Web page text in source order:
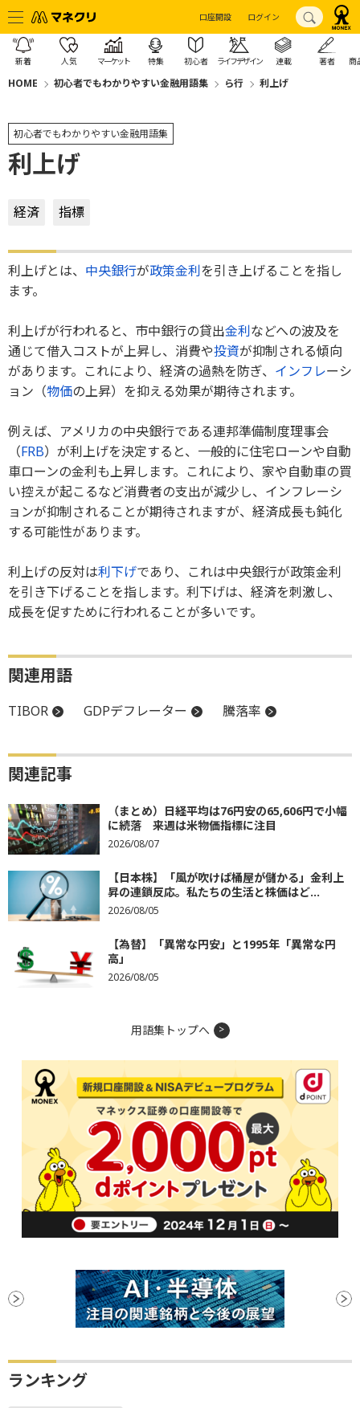
口座開設 ログイン
新着 人気 マーケット 特集 初心者 ライフデザイン 連載 著者 商
HOME 初心者でもわかりやすい金融用語集 ら行 利上げ
初心者でもわかりやすい金融用語集
利上げ
経済 指標
利上げとは、 中央銀行が政策金利を引き上げることを指し
ます。
利上げが行われると、市中銀行の貸出金利などへの波及を
通じて借入コストが上昇し、消費や投資が抑制される傾向
があります。これにより、経済の過熱を防ぎ、 インフレーシ
ョン（物価の上昇）を抑える効果が期待されます。
例えば、アメリカの中央銀行である連邦準備制度理事会
（FRB）が利上げを決定すると、一般的に住宅ローンや自動
車ローンの金利も上昇します。これにより、家や自動車の買
い控えが起こるなど消費者の支出が減少し、インフレーシ
ョンが抑制されることが期待されますが、経済成長も鈍化
する可能性があります。
利上げの反対は利下げであり、これは中央銀行が政策金利
を引き下げることを指します。利下げは、経済を刺激し、
成長を促すために行われることが多いです。
関連用語
TIBOR GDPデフレーター 騰落率
関連記事
（まとめ）日経平均は76円安の65,606円で小幅
に続落 来週は米物価指標に注目
2026/08/07
【日本株】「風が吹けば桶屋が儲かる」金利上
昇の連鎖反応。私たちの生活と株価はど...
2026/08/05
【為替】「異常な円安」と1995年「異常な円
高」
2026/08/05
用語集トップへ
ランキング